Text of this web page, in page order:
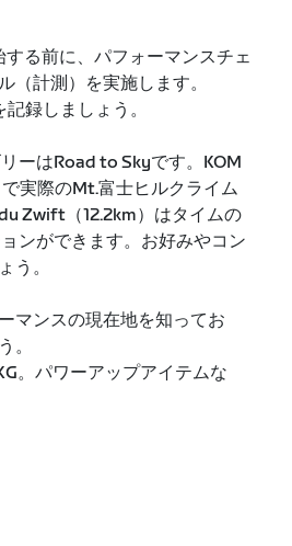
る前に、パフォーマンスチェ
（計測）を実施します。
録しましょう。
ーはRoad to Skyです。KOM
実際のMt.富士ヒルクライム
Zwift（12.2km）はタイムの
ンができます。お好みやコン
う。
マンスの現在地を知ってお
。
。パワーアップアイテムな